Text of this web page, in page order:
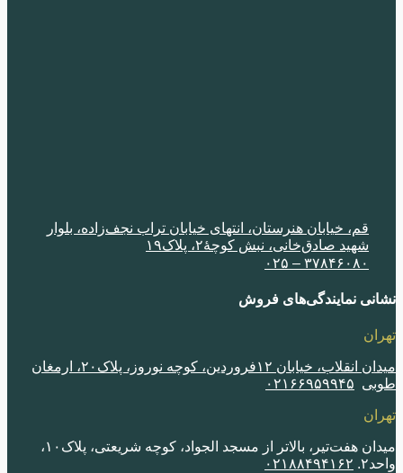
قم، خیابان هنرستان، انتهای خیابان تراب نجف‌زاده، بلوار
شهید صادق‌خانی، نبش کوچۀ٢، پلاک١٩
٣٧٨۴۶٠٨٠ – ٠٢۵
نمایندگی‌های فروش
میدان انقلاب، خیابان ١٢فروردین، کوچه نوروز، پلاک٢٠، ارمغان
٠٢١۶۶٩۵٩٩۴۵
میدان هفت‌تیر، بالاتر از مسجد الجواد، کوچه شریعتی، پلاک١٠،
٠٢١٨٨۴٩۴١۶٢